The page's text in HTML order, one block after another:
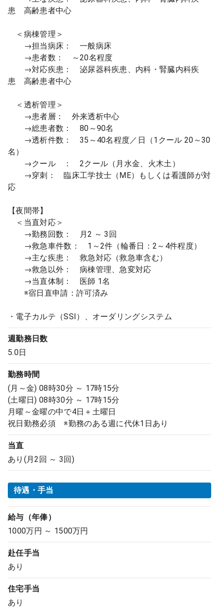
患 高齢患者中心
＜病棟管理＞
→担当病床： 一般病床
→患者数： ～20名程度
→対応疾患： 泌尿器科疾患、内科・腎臓内科疾
患 高齢患者中心
＜透析管理＞
→患者層： 外来透析中心
→総患者数： 80～90名
→透析件数： 35～40名程度／日（1クール 20～30
名）
→クール ： 2クール（月水金、火木土）
→穿刺： 臨床工学技士（ME）もしくは看護師が対
応
【夜間帯】
＜当直対応＞
→勤務回数： 月2 ～ 3回
→救急車件数： 1～2件（輪番日：2～4件程度）
→主な疾患： 救急対応（救急車含む）
→救急以外： 病棟管理、急変対応
→当直体制： 医師 1名
※宿日直申請：許可済み
・電子カルテ（SSI）、オーダリングシステム
週勤務日数
5.0日
勤務時間
(月～金) 08時30分 ～ 17時15分
(土曜日) 08時30分 ～ 17時15分
月曜～金曜の中で4日＋土曜日
祝日勤務必須 ※勤務のある週に代休1日あり
当直
あり(月2回 ～ 3回)
待遇・手当
給与（年俸）
1000万円 ～ 1500万円
赴任手当
あり
住宅手当
あり